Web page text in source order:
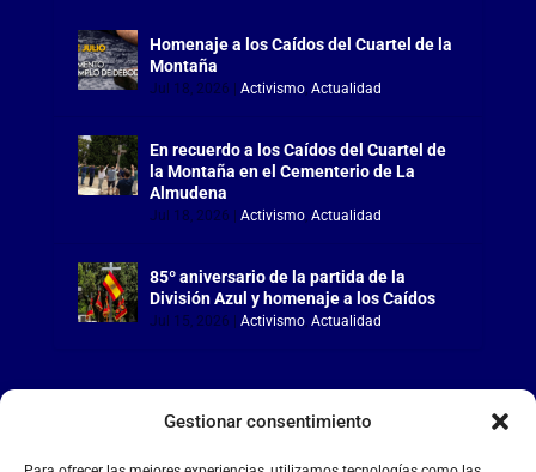
Gestionar consentimiento
Homenaje a los Caídos del Cuartel de la
Montaña
Jul 18, 2026 Activismo, Actualidad
En recuerdo a los Caídos del Cuartel de
la Montaña en el Cementerio de La
Almudena
Jul 18, 2026 Activismo, Actualidad
85º aniversario de la partida de la
División Azul y homenaje a los Caídos
Jul 15, 2026 Activismo, Actualidad
LA FALANGE